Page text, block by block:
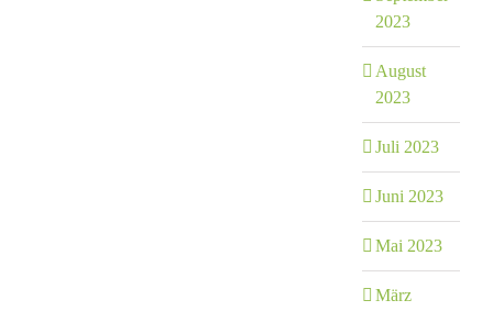
2023
August
2023
Juli 2023
Juni 2023
Mai 2023
März